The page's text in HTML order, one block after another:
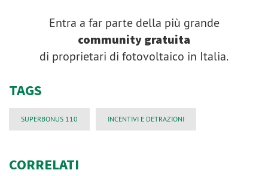
Entra a far parte della più grande
community gratuita
di proprietari di fotovoltaico in Italia.
TAGS
SUPERBONUS 110 INCENTIVI E DETRAZIONI
CORRELATI